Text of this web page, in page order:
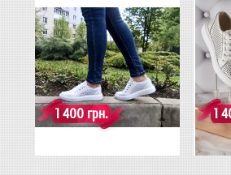
Купить
1 400 грн. 1